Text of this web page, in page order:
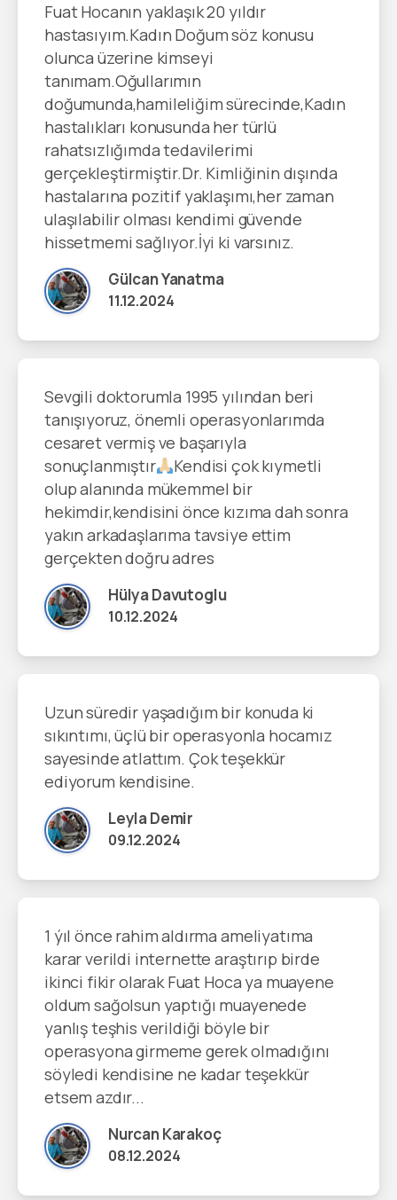
Fuat Hocanın yaklaşık 20 yıldır
hastasıyım.Kadın Doğum söz konusu
olunca üzerine kimseyi
tanımam.Oğullarımın
doğumunda,hamileliğim sürecinde,Kadın
hastalıkları konusunda her türlü
rahatsızlığımda tedavilerimi
gerçekleştirmiştir.Dr. Kimliğinin dışında
hastalarına pozitif yaklaşımı,her zaman
ulaşılabilir olması kendimi güvende
hissetmemi sağlıyor.İyi ki varsınız.
Gülcan Yanatma
11.12.2024
Sevgili doktorumla 1995 yılından beri
tanışıyoruz, önemli operasyonlarımda
cesaret vermiş ve başarıyla
sonuçlanmıştır
Kendisi çok kıymetli
olup alanında mükemmel bir
hekimdir,kendisini önce kızıma dah sonra
yakın arkadaşlarıma tavsiye ettim
gerçekten doğru adres
Hülya Davutoglu
10.12.2024
Uzun süredir yaşadığım bir konuda ki
sıkıntımı, üçlü bir operasyonla hocamız
sayesinde atlattım. Çok teşekkür
ediyorum kendisine.
Leyla Demir
09.12.2024
1 ýıl önce rahim aldırma ameliyatıma
karar verildi internette araştırıp birde
ikinci fikir olarak Fuat Hoca ya muayene
oldum sağolsun yaptığı muayenede
yanlış teşhis verildiği böyle bir
operasyona girmeme gerek olmadığını
söyledi kendisine ne kadar teşekkür
etsem azdır...
Nurcan Karakoç
08.12.2024